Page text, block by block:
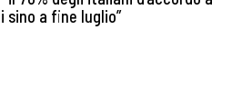
a fine luglio”